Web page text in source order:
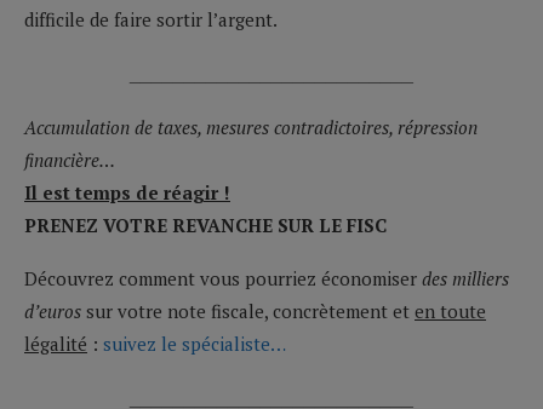
difficile de faire sortir l’argent.
Accumulation de taxes, mesures contradictoires, répression
financière…
Il est temps de réagir !
PRENEZ VOTRE REVANCHE SUR LE FISC
Découvrez comment vous pourriez économiser des milliers
d’euros sur votre note fiscale, concrètement et en toute
légalité : suivez le spécialiste…